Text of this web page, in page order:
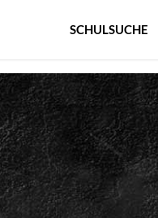
SCHULSUCHE